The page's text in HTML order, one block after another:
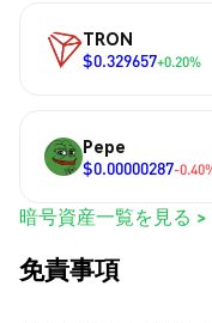
TRON
$0.329657+0.20%
Pepe
$0.00000287-
暗号資産一覧を見る >
免責事項